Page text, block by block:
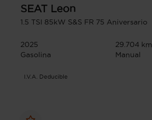
SEAT Leon
1.5 TSI 85kW S&S FR 75 Aniversario
2025
29.704 km
Gasolina
Manual
I.V.A. Deducible